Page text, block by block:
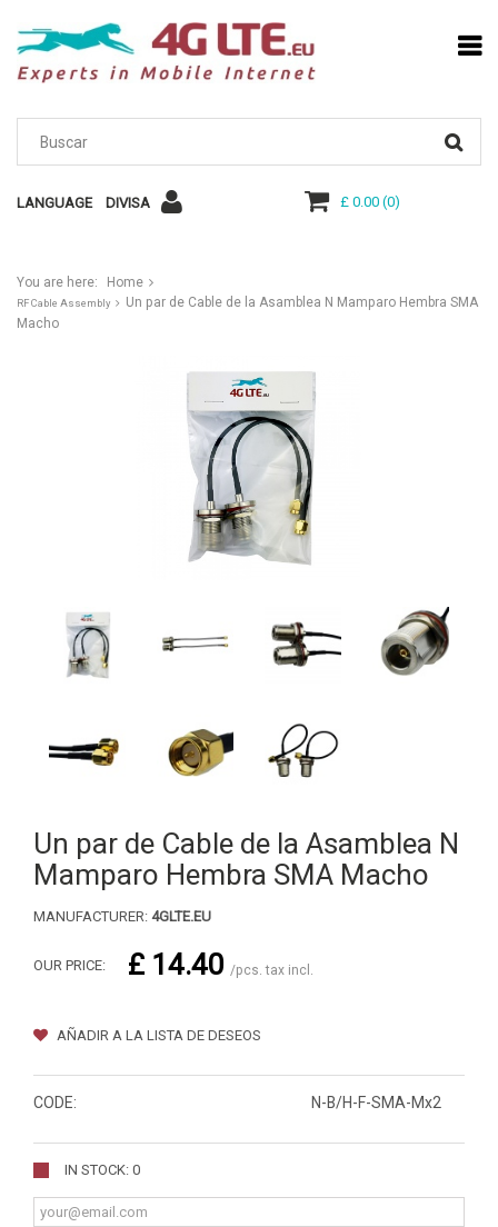
LANGUAGE DIVISA £ 0.00(0)
You are here: Home
RF Cable Assembly
Un par de Cable de la Asamblea N Mamparo Hembra SMA
Macho
Un par de Cable de la Asamblea N
Mamparo Hembra SMA Macho
MANUFACTURER: 4GLTE.EU
OUR PRICE: £ 14.40 /pcs. tax incl.
AÑADIR A LA LISTA DE DESEOS
CODE: N-B/H-F-SMA-Mx2
IN STOCK: 0